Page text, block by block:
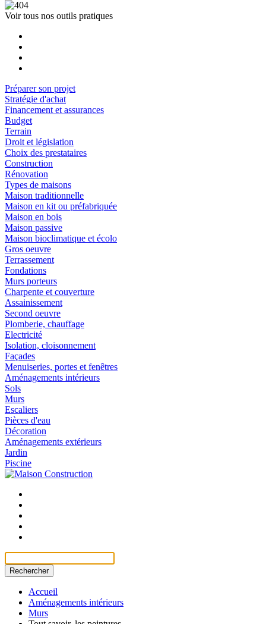
Voir tous nos outils pratiques
Préparer son projet
Stratégie d'achat
Financement et assurances
Budget
Terrain
Droit et législation
Choix des prestataires
Construction
Rénovation
Types de maisons
Maison traditionnelle
Maison en kit ou préfabriquée
Maison en bois
Maison passive
Maison bioclimatique et écolo
Gros oeuvre
Terrassement
Fondations
Murs porteurs
Charpente et couverture
Assainissement
Second oeuvre
Plomberie, chauffage
Electricité
Isolation, cloisonnement
Façades
Menuiseries, portes et fenêtres
Aménagements intérieurs
Sols
Murs
Escaliers
Pièces d'eau
Décoration
Aménagements extérieurs
Jardin
Piscine
Rechercher
Accueil
Aménagements intérieurs
Murs